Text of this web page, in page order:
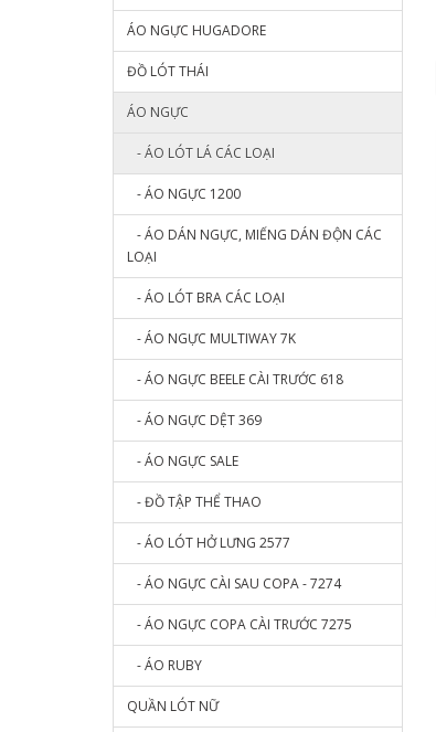
ÁO NGỰC HUGADORE
ĐỒ LÓT THÁI
ÁO NGỰC
- ÁO LÓT LÁ CÁC LOẠI
- ÁO NGỰC 1200
- ÁO DÁN NGỰC, MIẾNG DÁN ĐỘN CÁC
LOẠI
- ÁO LÓT BRA CÁC LOẠI
- ÁO NGỰC MULTIWAY 7K
- ÁO NGỰC BEELE CÀI TRƯỚC 618
- ÁO NGỰC DỆT 369
- ÁO NGỰC SALE
- ĐỒ TẬP THỂ THAO
- ÁO LÓT HỞ LƯNG 2577
- ÁO NGỰC CÀI SAU COPA - 7274
- ÁO NGỰC COPA CÀI TRƯỚC 7275
- ÁO RUBY
QUẦN LÓT NỮ